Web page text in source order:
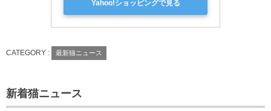
Yahoo!ショッピングで見る
CATEGORY : 最新猫ニュース
新着猫ニュース